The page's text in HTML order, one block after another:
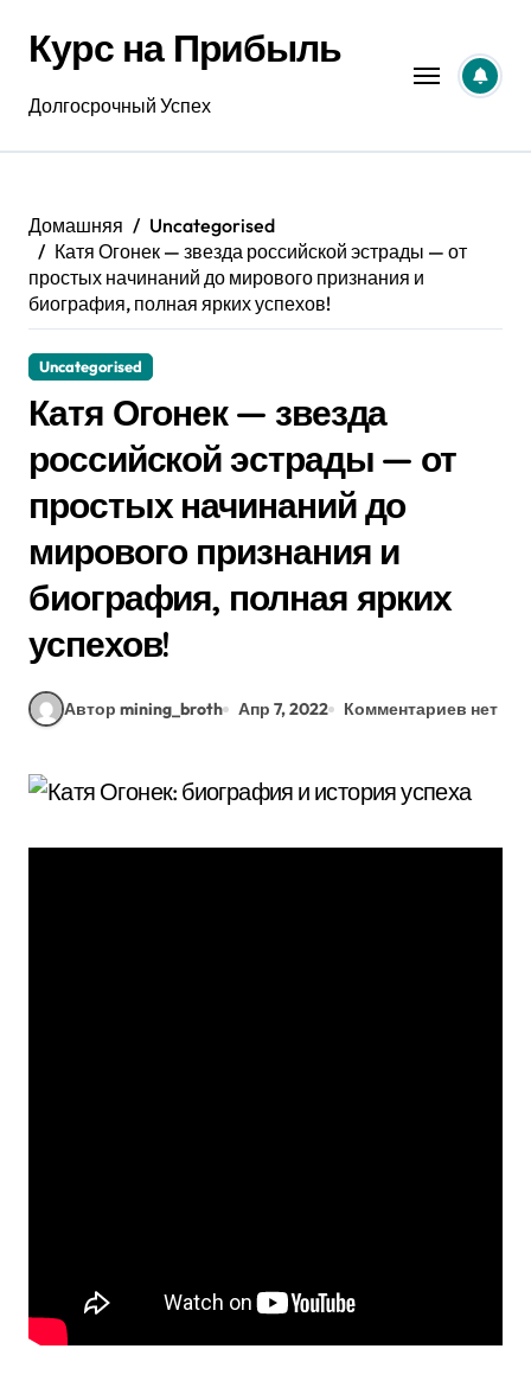
содержанию
Курс на Прибыль
Долгосрочный Успех
Домашняя
Uncategorised
Катя Огонек — звезда российской эстрады — от
простых начинаний до мирового признания и
биография, полная ярких успехов!
Uncategorised
Катя Огонек — звезда
российской эстрады — от
простых начинаний до
мирового признания и
биография, полная ярких
успехов!
Автор mining_broth Апр 7, 2022 Комментариев нет